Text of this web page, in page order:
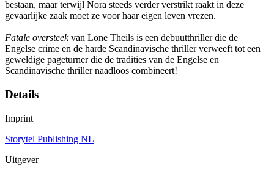
bestaan, maar terwijl Nora steeds verder verstrikt raakt in deze
gevaarlijke zaak moet ze voor haar eigen leven vrezen.
Fatale oversteekvan Lone Theils is een debuutthriller die de
Engelse crime en de harde Scandinavische thriller verweeft tot een
geweldige pageturner die de tradities van de Engelse en
Scandinavische thriller naadloos combineert!
Details
Imprint
Storytel Publishing NL
Uitgever